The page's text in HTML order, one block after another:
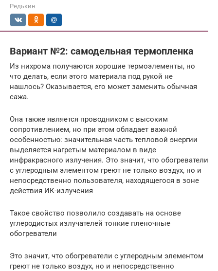
Редькин
Вариант №2: самодельная термопленка
Из нихрома получаются хорошие термоэлементы, но
что делать, если этого материала под рукой не
нашлось? Оказывается, его может заменить обычная
сажа.
Она также является проводником с высоким
сопротивлением, но при этом обладает важной
особенностью: значительная часть тепловой энергии
выделяется нагретым материалом в виде
инфракрасного излучения. Это значит, что обогреватели
с углеродным элементом греют не только воздух, но и
непосредственно пользователя, находящегося в зоне
действия ИК-излучения
Такое свойство позволило создавать на основе
углеродистых излучателей тонкие пленочные
обогреватели
Это значит, что обогреватели с углеродным элементом
греют не только воздух, но и непосредственно